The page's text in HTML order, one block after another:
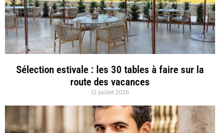
Sélection estivale : les 30 tables à faire sur la
route des vacances
12 juillet 2026